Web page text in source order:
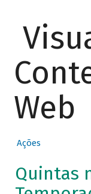
Web
Ações
Quintas